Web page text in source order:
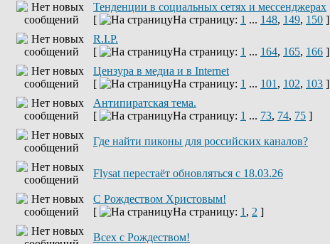
Тенденции в социальных сетях и мессенджерах
[
На страницу: 1 ... 148, 149, 150 ]
R.I.P.
[
На страницу: 1 ... 164, 165, 166 ]
Цензура в медиа и в Internet
[
На страницу: 1 ... 101 , 102, 103 ]
Антипиратская тема.
[
На страницу: 1 ... 73, 74, 75 ]
Где найти пиконы для российских каналов?
Flysat перестаёт обновляться с 18.03.26
С Рождеством Христовым!
[
На страницу: 1 , 2 ]
Всех с Рождеством!